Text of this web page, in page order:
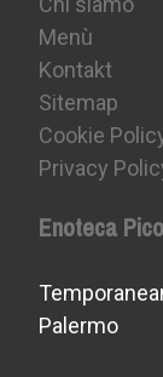
Menù
Kontakt
Sitemap
Cookie
Privacy
Enoteca
Palermo